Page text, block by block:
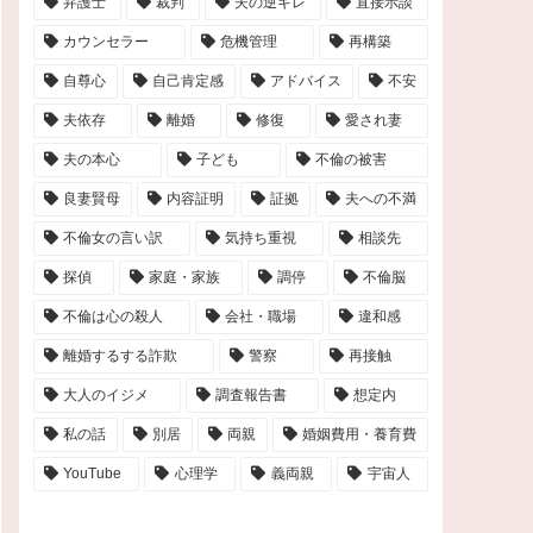
カウンセラー 危機管理 再構築
自尊心 自己肯定感 アドバイス 不安
夫依存 離婚 修復 愛され妻
夫の本心 子ども 不倫の被害
良妻賢母 内容証明 証拠 夫への不満
不倫女の言い訳 気持ち重視 相談先
探偵 家庭・家族 調停 不倫脳
不倫は心の殺人 会社・職場 違和感
離婚するする詐欺 警察 再接触
大人のイジメ 調査報告書 想定内
私の話 別居 両親 婚姻費用・養育費
YouTube 心理学 義両親 宇宙人